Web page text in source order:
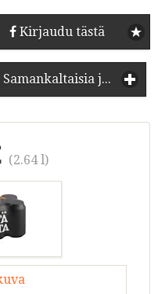
Kirjaudu tästä
Samankaltaisia juomia
(2.64 l)